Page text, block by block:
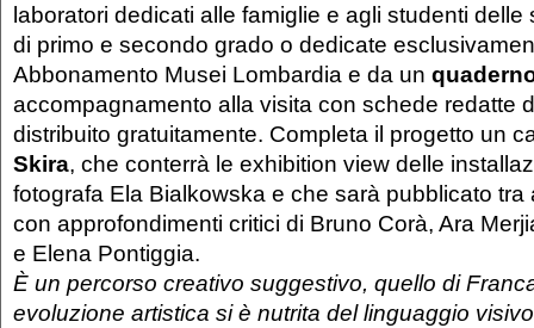
laboratori dedicati alle famiglie e agli studenti
di primo e secondo grado o dedicate
Abbonamento Musei Lombardia e da un
accompagnamento alla visita con schede redatte
distribuito gratuitamente. Completa il progetto un
Skira, che conterrà le exhibition view delle
fotografa Ela Bialkowska e che sarà pubblicato tra
con approfondimenti critici di Bruno Corà, Ara
e Elena Pontiggia.
È un percorso creativo suggestivo, quello di
evoluzione artistica si è nutrita del linguaggio